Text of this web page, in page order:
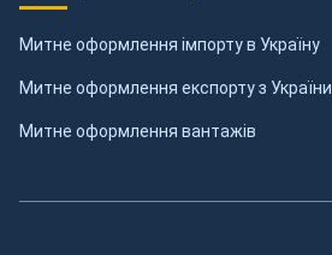
Митне оформлення імпорту в Україну
Митне оформлення експорту з України
Митне оформлення вантажів